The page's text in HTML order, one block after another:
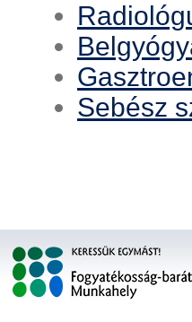
Sebész